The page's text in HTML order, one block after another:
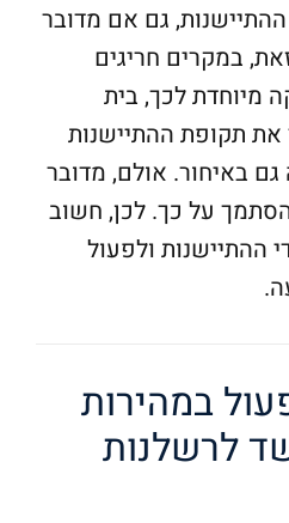
גם אם מדובר
במקרים חריגים
מיוחדת לכך, בית
תקופת ההתיישנות
באיחור. אולם, מדובר
על כך. לכן, חשוב
ההתיישנות ולפעול
במהירות
לרשלנות